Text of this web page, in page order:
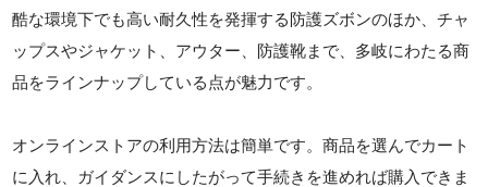
酷な環境下でも高い耐久性を発揮する防護ズボンのほか、チャ
ップスやジャケット、アウター、防護靴まで、多岐にわたる商
品をラインナップしている点が魅力です。
オンラインストアの利用方法は簡単です。商品を選んでカート
に入れ、ガイダンスにしたがって手続きを進めれば購入できま